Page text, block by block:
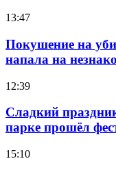
13:47
Покушение на
напала на
12:39
Сладкий
парке прошёл
15:10